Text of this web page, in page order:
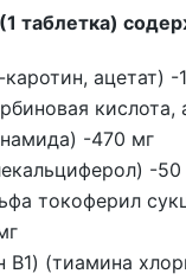
таблетка)
ацетат) -
кислота,
-470 мг
-50
токоферил
B1) (тиамина